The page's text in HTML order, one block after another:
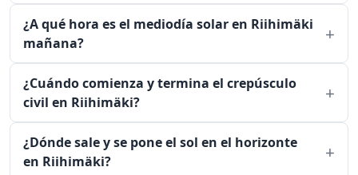
¿A qué hora es el mediodía solar en Riihimäki
mañana?
¿Cuándo comienza y termina el crepúsculo
civil en Riihimäki?
¿Dónde sale y se pone el sol en el horizonte
en Riihimäki?